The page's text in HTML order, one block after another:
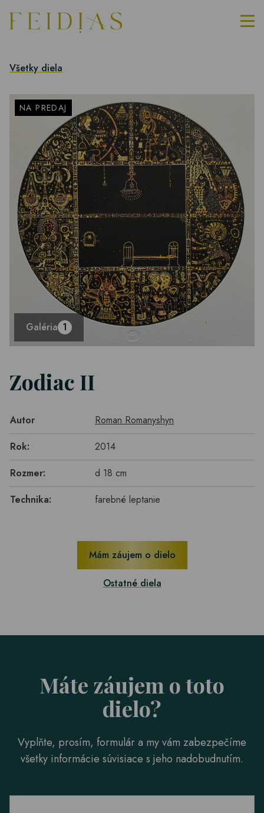
Všetky diela
NA PREDAJ
Galéria 1
Zodiac II
Autor
Roman Romanyshyn
Rok:
2014
Rozmer:
d 18 cm
Technika:
farebné leptanie
Mám záujem o dielo
Ostatné diela
Máte záujem o toto
dielo?
Vyplňte, prosím, formulár a my vám zabezpečíme
všetky informácie súvisiace s jeho nadobudnutím.